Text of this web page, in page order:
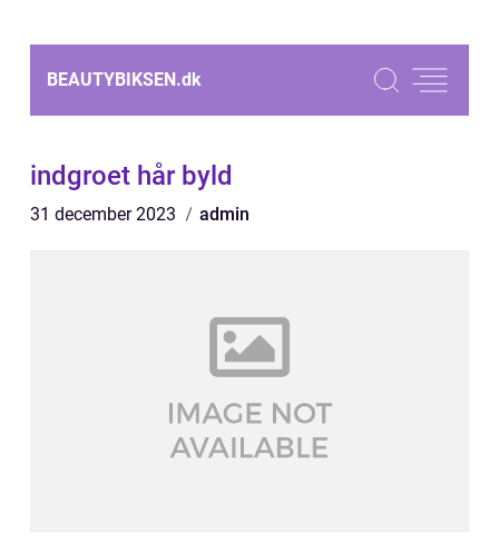
BEAUTYBIKSEN.dk
indgroet hår byld
31 december 2023 admin